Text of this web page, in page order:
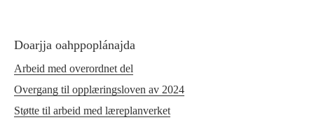
Doarjja oahppoplánajda
Arbeid med overordnet del
Overgang til opplæringsloven av 2024
Støtte til arbeid med læreplanverket